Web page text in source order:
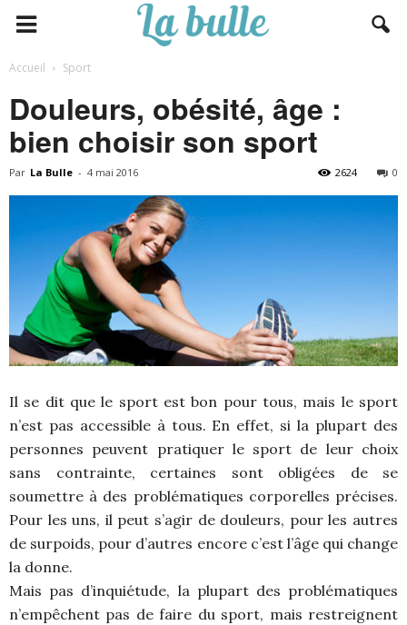
Accueil Sport
Douleurs, obésité, âge :
bien choisir son sport
Par La Bulle - 4 mai 2016 0
2624
Il se dit que le sport est bon pour tous, mais le sport
n’est pas accessible à tous. En effet, si la plupart des
personnes peuvent pratiquer le sport de leur choix
sans contrainte, certaines sont obligées de se
soumettre à des problématiques corporelles précises.
Pour les uns, il peut s’agir de douleurs, pour les autres
de surpoids, pour d’autres encore c’est l’âge qui change
la donne.
Mais pas d’inquiétude, la plupart des problématiques
n’empêchent pas de faire du sport, mais restreignent